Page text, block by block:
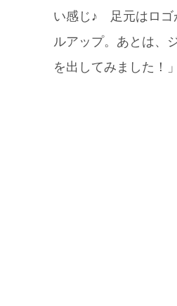
い感じ♪ 足元はロゴ
ルアップ。あとは、
を出してみました！